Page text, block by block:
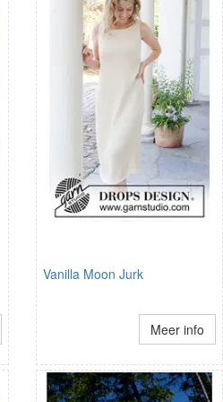
Vanilla Moon Jurk
Meer info